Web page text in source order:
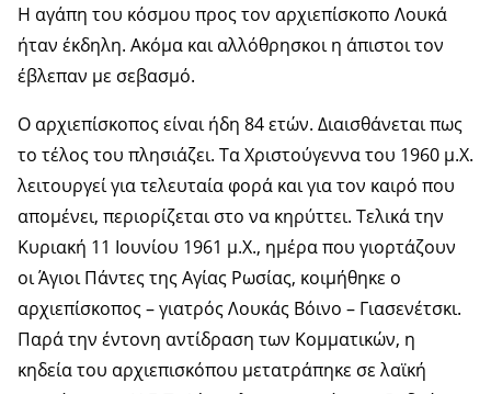
Η αγάπη του κόσμου προς τον αρχιεπίσκοπο Λουκά
ήταν έκδηλη. Ακόμα και αλλόθρησκοι η άπιστοι τον
έβλεπαν με σεβασμό.
Ο αρχιεπίσκοπος είναι ήδη 84 ετών. Διαισθάνεται πως
το τέλος του πλησιάζει. Τα Χριστούγεννα του 1960 μ.Χ.
λειτουργεί για τελευταία φορά και για τον καιρό που
απομένει, περιορίζεται στο να κηρύττει. Τελικά την
Κυριακή 11 Ιουνίου 1961 μ.Χ., ημέρα που γιορτάζουν
οι Άγιοι Πάντες της Αγίας Ρωσίας, κοιμήθηκε ο
αρχιεπίσκοπος – γιατρός Λουκάς Βόινο – Γιασενέτσκι.
Παρά την έντονη αντίδραση των Κομματικών, η
κηδεία του αρχιεπισκόπου μετατράπηκε σε λαϊκή